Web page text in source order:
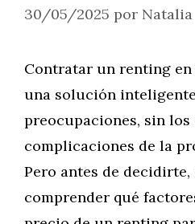
30/05/2025 por Natalia
Contratar un renting
una solución
preocupaciones, sin los
complicaciones de la
Pero antes de
comprender qué